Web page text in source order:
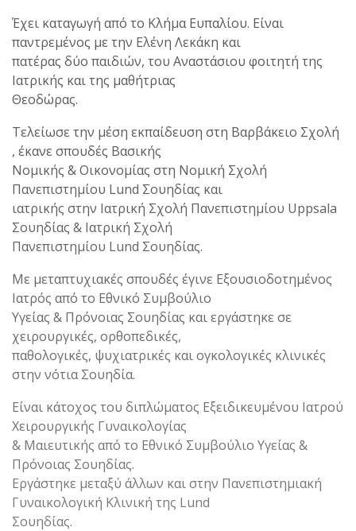
Έχει καταγωγή από το Κλήμα Ευπαλίου. Είναι
παντρεμένος με την Ελένη Λεκάκη και
πατέρας δύο παιδιών, του Αναστάσιου φοιτητή της
Ιατρικής και της μαθήτριας
Θεοδώρας.
Τελείωσε την μέση εκπαίδευση στη Βαρβάκειο Σχολή
, έκανε σπουδές Βασικής
Νομικής & Οικονομίας στη Νομική Σχολή
Πανεπιστημίου Lund Σουηδίας και
ιατρικής στην Ιατρική Σχολή Πανεπιστημίου Uppsala
Σουηδίας & Ιατρική Σχολή
Πανεπιστημίου Lund Σουηδίας.
Με μεταπτυχιακές σπουδές έγινε Εξουσιοδοτημένος
Ιατρός από το Εθνικό Συμβούλιο
Υγείας & Πρόνοιας Σουηδίας και εργάστηκε σε
χειρουργικές, ορθοπεδικές,
παθολογικές, ψυχιατρικές και ογκολογικές κλινικές
στην νότια Σουηδία.
Είναι κάτοχος του διπλώματος Εξειδικευμένου Ιατρού
Χειρουργικής Γυναικολογίας
& Μαιευτικής από το Εθνικό Συμβούλιο Υγείας &
Πρόνοιας Σουηδίας.
Εργάστηκε μεταξύ άλλων και στην Πανεπιστημιακή
Γυναικολογική Κλινική της Lund
Σουηδίας.